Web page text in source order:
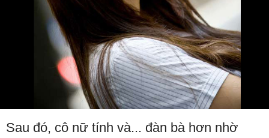
Sau đó, cô nữ tính và... đàn bà hơn nhờ